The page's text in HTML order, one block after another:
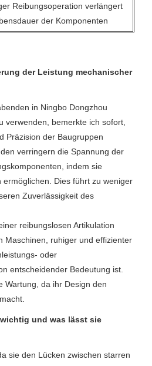
Reibungsoperation verlängert
der Komponenten
der Leistung mechanischer
in Ningbo Dongzhou
verwenden, bemerkte ich sofort,
Präzision der Baugruppen
verringern die Spannung der
indem sie
ermöglichen. Dies führt zu weniger
Zuverlässigkeit des
reibungslosen Artikulation
Maschinen, ruhiger und effizienter
oder
entscheidender Bedeutung ist.
Wartung, da ihr Design den
und was lässt sie
sie den Lücken zwischen starren